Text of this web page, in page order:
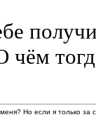
чём
Но если я только